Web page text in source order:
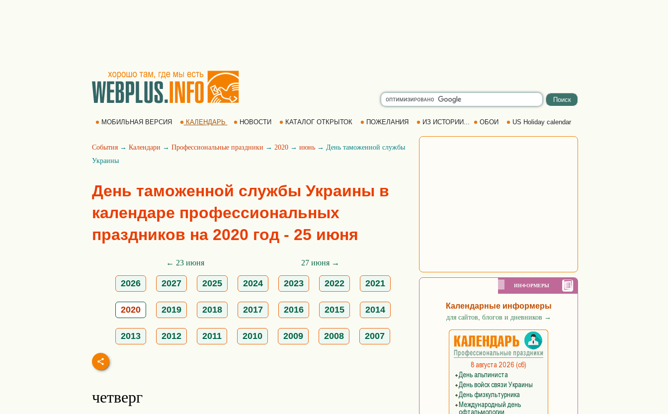
МОБИЛЬНАЯ ВЕРСИЯ КАЛЕНДАРЬ НОВОСТИ КАТАЛОГ ОТКРЫТОК ПОЖЕЛАНИЯ ИЗ ИСТОРИИ... ОБОИ US Holiday calendar
События → Календари → Профессиональные праздники → 2020 → июнь → День таможенной службы
Украины
День таможенной службы Украины в
календаре профессиональных
праздников на 2020 год - 25 июня
← 23 июня 27 июня →
2026 2027 2025 2024 2023 2022 2021
2020 2019 2018 2017 2016 2015 2014
2013 2012 2011 2010 2009 2008 2007
четверг
ИНФОРМЕРЫ
Календарные информеры
для сайтов, блогов и дневников →